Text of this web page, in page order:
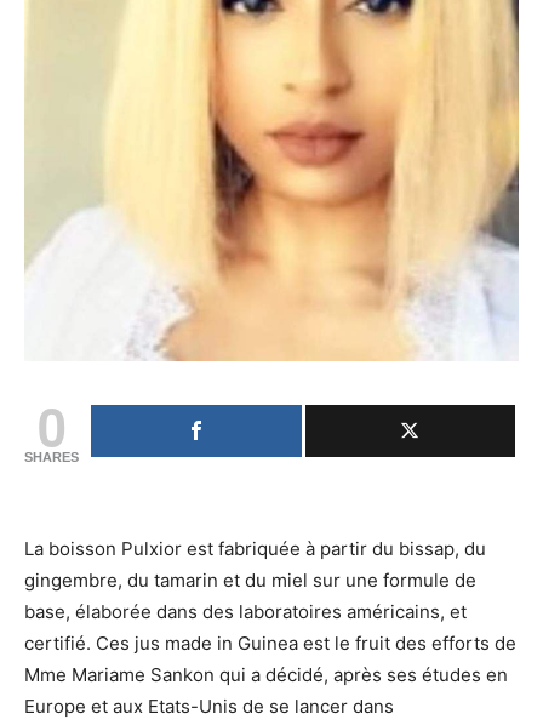
0
SHARES
La boisson Pulxior est fabriquée à partir du bissap, du
gingembre, du tamarin et du miel sur une formule de
base, élaborée dans des laboratoires américains, et
certifié. Ces jus made in Guinea est le fruit des efforts de
Mme Mariame Sankon qui a décidé, après ses études en
Europe et aux Etats-Unis de se lancer dans